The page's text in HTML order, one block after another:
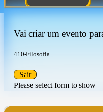
Vai criar um evento
410-Filosofia
Please select form to show
Sair